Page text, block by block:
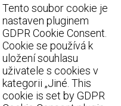
Tento soubor cookie je
nastaven pluginem
GDPR Cookie Consent.
Cookie se používá k
uložení souhlasu
uživatele s cookies v
kategorii „Jiné. This
cookie is set by GDPR